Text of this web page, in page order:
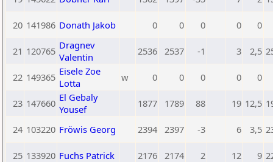
20 141986 Donath Jakob 0 0 0 0 0
21 120765 Dragnev
Valentin
2536 2537 -1 3 2,5
22 149365 Eisele Zoe
Lotta
w 0 0 0 0 0
23 147660 El Gebaly
Yousef
1877 1789 88 19 12,5
24 103220 Fröwis Georg 2394 2397 -3 6 3,5
25 133920 Fuchs Patrick 2176 2174 2 12 9